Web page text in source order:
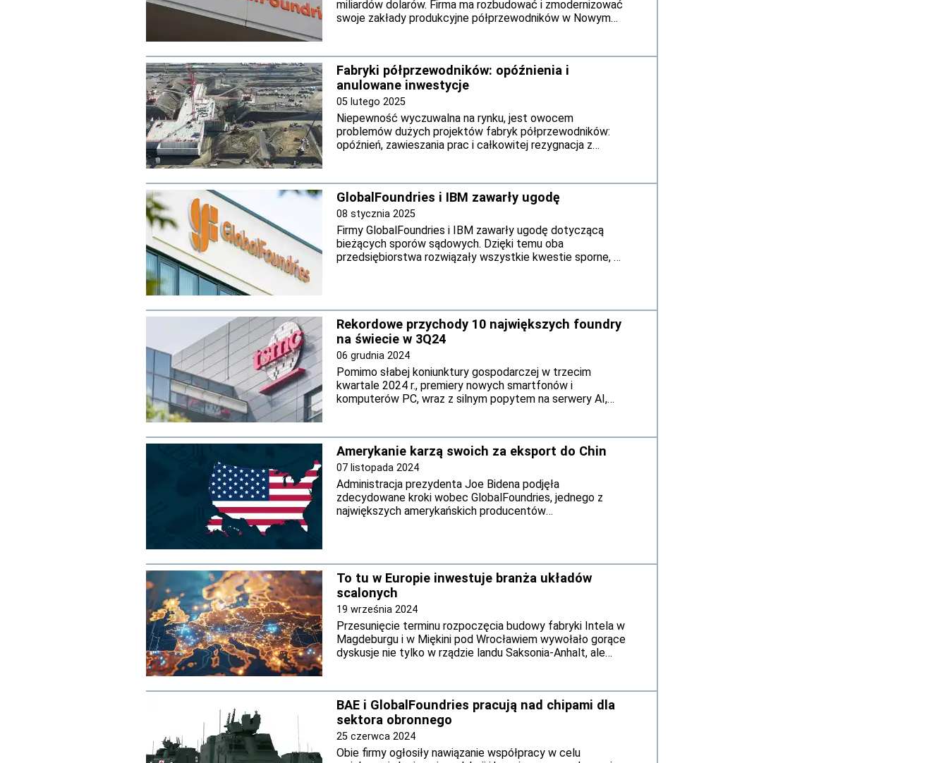
miliardów dolarów. Firma ma rozbudować i zmodernizować
swoje zakłady produkcyjne półprzewodników w Nowym
oraz odpowiedzią na rosnące zapotrzebowanie rynku
sztucznej inteligencji (AI) na energooszczędne i wydajne
układy scalone. Decyzję poparli najwięksi gracze
technologiczni na rynku w USA, którzy z zadowoleniem
przyjęli fakt, że GF zamierza przeznaczyć tak znaczące
środki na rozwój krajowej produkcji.
Fabryki półprzewodników: opóźnienia i
anulowane inwestycje
05 lutego 2025
Niepewność wyczuwalna na rynku, jest owocem
problemów dużych projektów fabryk półprzewodników:
opóźnień, zawieszania prac i całkowitej rezygnacja z
GlobalFoundries i IBM zawarły ugodę
08 stycznia 2025
Firmy GlobalFoundries i IBM zawarły ugodę dotyczącą
bieżących sporów sądowych. Dzięki temu oba
przedsiębiorstwa rozwiązały wszystkie kwestie sporne, w
Rekordowe przychody 10 największych foundry
na świecie w 3Q24
06 grudnia 2024
Pomimo słabej koniunktury gospodarczej w trzecim
kwartale 2024 r., premiery nowych smartfonów i
komputerów PC, wraz z silnym popytem na serwery AI,
Amerykanie karzą swoich za eksport do Chin
07 listopada 2024
Administracja prezydenta Joe Bidena podjęła
zdecydowane kroki wobec GlobalFoundries, jednego z
największych amerykańskich producentów
To tu w Europie inwestuje branża układów
scalonych
19 września 2024
Przesunięcie terminu rozpoczęcia budowy fabryki Intela w
Magdeburgu i w Miękini pod Wrocławiem wywołało gorące
dyskusje nie tylko w rządzie landu Saksonia-Anhalt, ale
wczesnego rozpoczęcia budowy jest poważnym ciosem
zarówno dla ambitnych planów Polski, jak i niemieckiego
przemysłu chipowego.
BAE i GlobalFoundries pracują nad chipami dla
sektora obronnego
25 czerwca 2024
Obie firmy ogłosiły nawiązanie współpracy w celu